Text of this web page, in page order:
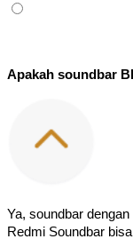
Apakah soundbar
Ya, soundbar
Redmi Soundbar